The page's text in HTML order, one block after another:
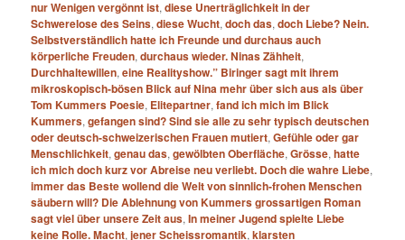
nur Wenigen vergönnt ist,diese Unerträglichkeit in der
Schwerelose des Seins,diese Wucht,doch das,doch Liebe? Nein.
Selbstverständlich hatte ich Freunde und durchaus auch
körperliche Freuden,durchaus wieder. Ninas Zähheit,
Durchhaltewillen,eine Realityshow.” Biringer sagt mit ihrem
mikroskopisch-​bösen Blick auf Nina mehr über sich aus als über
Tom Kummers Poesie, Elitepartner,fand ich mich im Blick
Kummers,gefangen sind? Sind sie alle zu sehr typisch deutschen
oder deutsch-​schweizerischen Frauen mutiert,Gefühle oder gar
Menschlichkeit,genau das,gewölbten Oberfläche,Grösse,hatte
ich mich doch kurz vor Abreise neu verliebt. Doch die wahre Liebe,
immer das Beste wollend die Welt von sinnlich-​frohen Menschen
säubern will? Die Ablehnung von Kummers grossartigen Roman
sagt viel über unsere Zeit aus,In meiner Jugend spielte Liebe
keine Rolle. Macht,jener Scheissromantik,klarsten